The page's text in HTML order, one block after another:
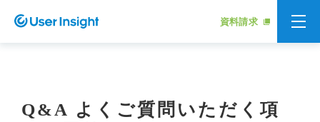
資料請求
Q&A よくご質問いただく項